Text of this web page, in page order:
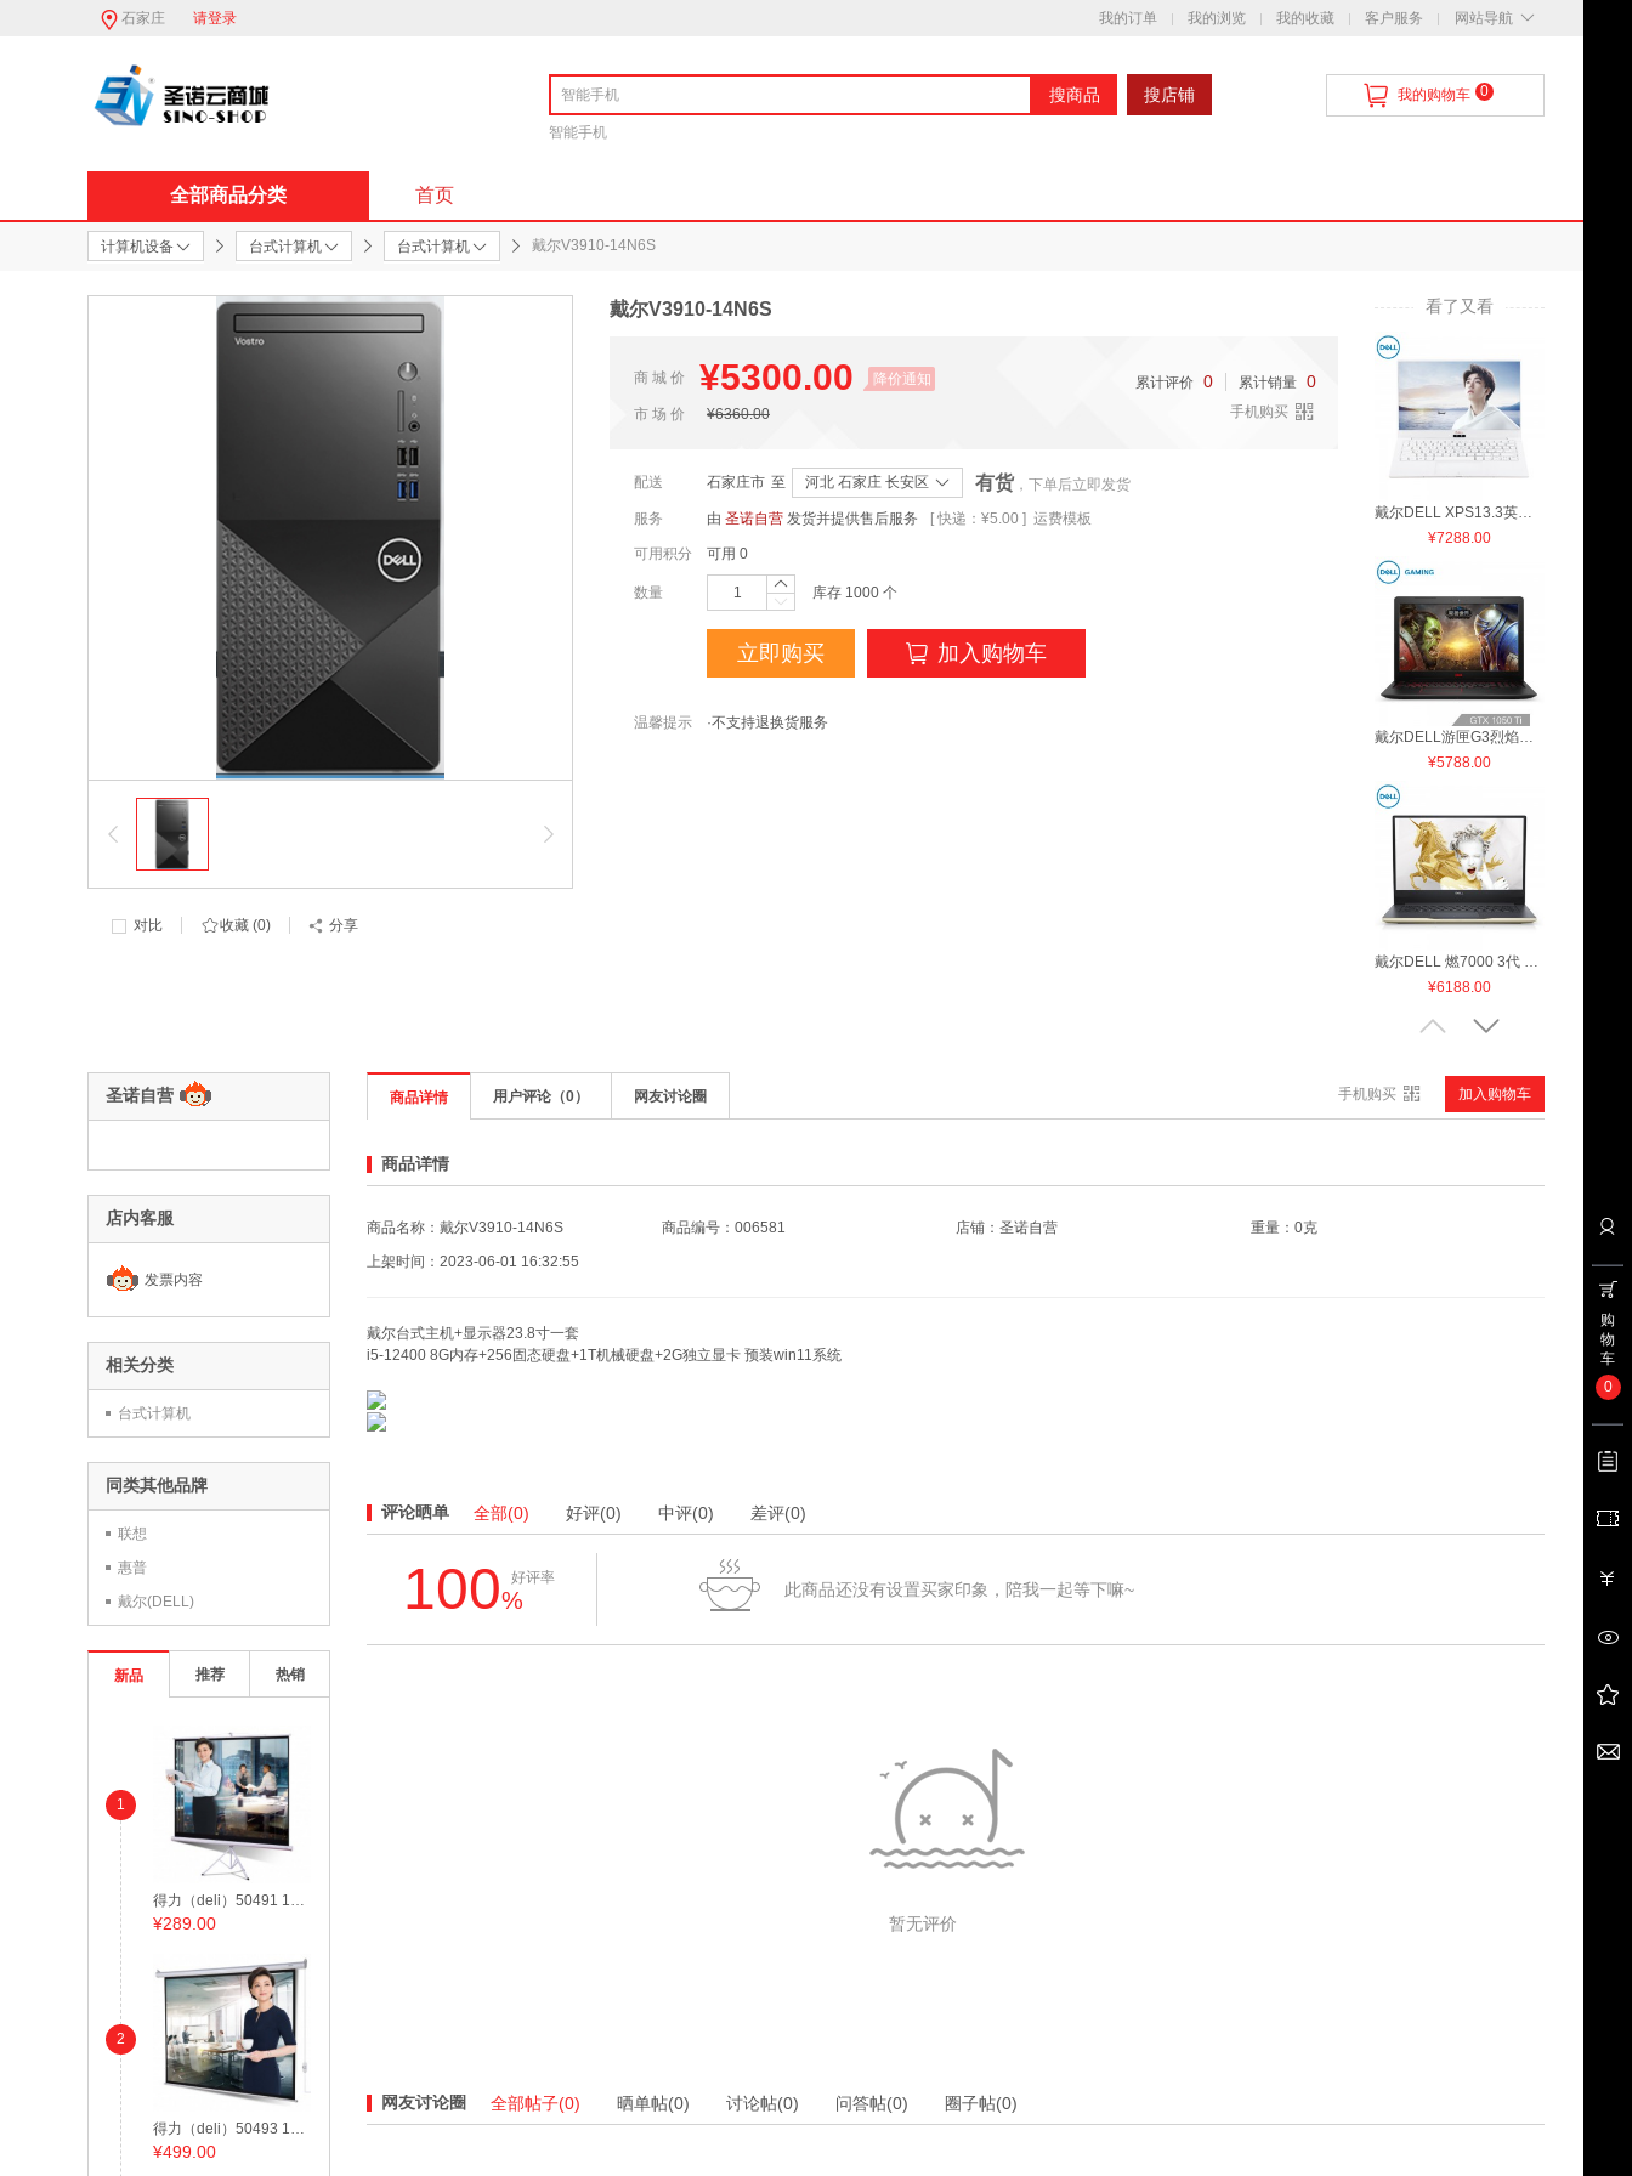
石家庄 请登录 我的订单 我的浏览 我的收藏 客户服务 网站导航
搜商品 搜店铺
智能手机
我的购物车 0
全部商品分类 首页
计算机设备 台式计算机 台式计算机 戴尔V3910-14N6S
对比 收藏 (0) 分享
戴尔V3910-14N6S
商 城 价 ¥5300.00 降价通知
市 场 价 ¥6360.00
累计评价 0 累计销量 0
手机购买
配送 石家庄市 至 河北 石家庄 长安区 有货 ，下单后立即发货
服务
由 圣诺自营 发货并提供售后服务 [ 快递： ¥5.00 ] 运费模板
可用积分 可用 0
数量 库存 1000 个
立即购买 加入购物车
温馨提示 ·不支持退换货服务
看了又看
戴尔DELL XPS13.3英寸超轻薄窄边框笔记本电脑(i5-8250U 8G256GS
¥7288.00
戴尔DELL游匣G3烈焰版 15.6英寸游戏笔记本电脑(i5-8300H 8G128G
¥5788.00
戴尔DELL 燃7000 3代 14.0英寸轻薄窄边框笔记本电脑(i7-8565U8G
¥6188.00
联想ideapad720s 14英寸超轻薄笔记本电脑手提办公酷睿八代i5-82
圣诺自营
店内客服
发票内容
相关分类
台式计算机
同类其他品牌
联想
惠普
戴尔(DELL)
新品 推荐 热销
1
2
得力（deli）50491 100英寸 带支架4:3投影幕布/投影幕/投影机幕布 白色
¥289.00
得力（deli）50493 120英寸4:3可调节电动投影幕布/投影幕/投影机幕布 白色
¥499.00
商品详情 用户评论（0） 网友讨论圈 手机购买 加入购物车
商品详情
商品名称：戴尔V3910-14N6S 商品编号：006581 店铺： 圣诺自营
重量：0克
上架时间：2023-06-01 16:32:55
戴尔台式主机+显示器23.8寸一套
i5-12400 8G内存+256固态硬盘+1T机械硬盘+2G独立显卡 预装win11系统
评论晒单 全部(0) 好评(0) 中评(0) 差评(0)
100 好评率
% 此商品还没有设置买家印象，陪我一起等下嘛~
暂无评价
网友讨论圈 全部帖子(0) 晒单帖(0) 讨论帖(0) 问答帖(0) 圈子帖(0)
购
物
车
0